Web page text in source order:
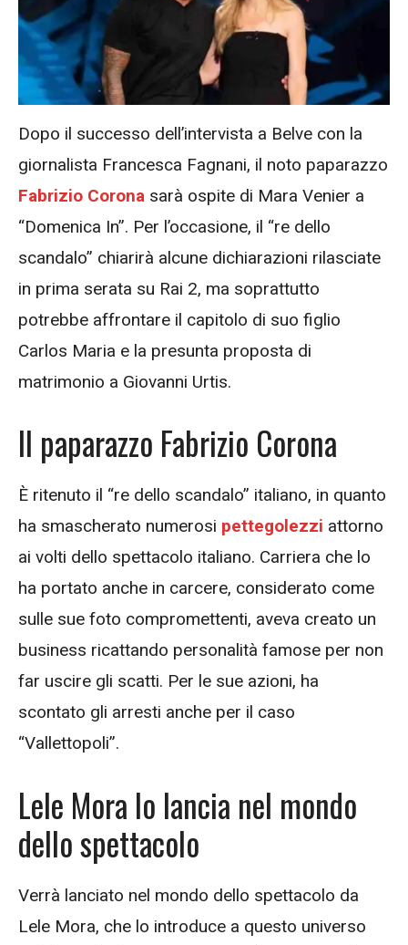
Dopo il successo dell’intervista a Belve con la
giornalista Francesca Fagnani, il noto paparazzo
Fabrizio Corona sarà ospite di Mara Venier a
“Domenica In”. Per l’occasione, il “re dello
scandalo” chiarirà alcune dichiarazioni rilasciate
in prima serata su Rai 2, ma soprattutto
potrebbe affrontare il capitolo di suo figlio
Carlos Maria e la presunta proposta di
matrimonio a Giovanni Urtis.
Il paparazzo Fabrizio Corona
È ritenuto il “re dello scandalo” italiano, in quanto
ha smascherato numerosi pettegolezzi attorno
ai volti dello spettacolo italiano. Carriera che lo
ha portato anche in carcere, considerato come
sulle sue foto compromettenti, aveva creato un
business ricattando personalità famose per non
far uscire gli scatti. Per le sue azioni, ha
scontato gli arresti anche per il caso
“Vallettopoli”.
Lele Mora lo lancia nel mondo
dello spettacolo
Verrà lanciato nel mondo dello spettacolo da
Lele Mora, che lo introduce a questo universo